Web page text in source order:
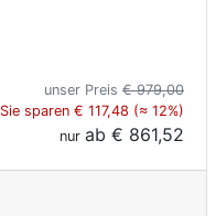
unser Preis € 979,00
Sie sparen € 117,48 (≈ 12%)
nur ab € 861,52